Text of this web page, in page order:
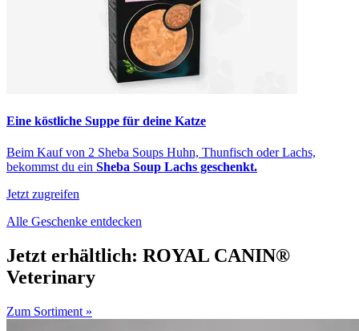
Eine köstliche Suppe für deine Katze
Beim Kauf von 2 Sheba Soups Huhn, Thunfisch oder Lachs,
bekommst du ein Sheba Soup Lachs geschenkt.
Jetzt zugreifen
Alle Geschenke entdecken
Jetzt erhältlich: ROYAL CANIN®
Veterinary
Zum Sortiment »